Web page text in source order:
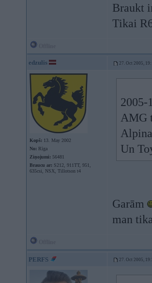
Braukt
Tikai
edzulis 27. Oct 2005,
Kopš: 13. May 2002
No: Rīga
Ziņojumi: 56481
Braucu ar: S212, 911TT, 951,
635csi, NSX, Tillotson t4
2005-
AMG
Un
Garām
man
PERFS 27. Oct 2005,